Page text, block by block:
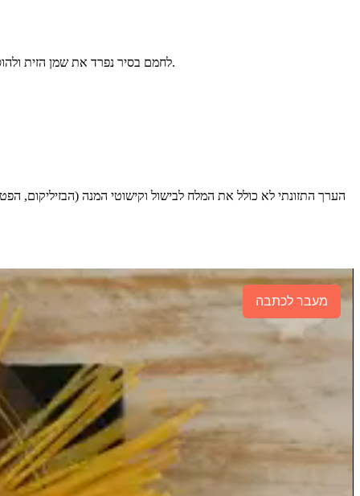
לחמם בסיר נפרד את שמן הזית ולהוסיף את שיני השום הכתושות. למזוג את קרם הקוקוס ואחריו את רסק העגבניות. לתבל בתבלינים, לערבב היטב ולהנמיך מעט בינתיים את האש.
הערך התזונתי לא כולל את המלח לבישול וקישוטי המנה (הבזיליקום,
מעבר לכתבה